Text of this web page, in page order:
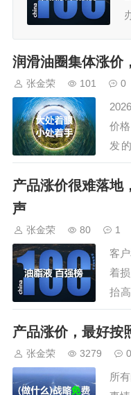
润滑油圈集体涨价
张金荣 101 0
价
发
份
还
在
产品涨价很难落地
声
张金荣 80 1
客
着
抬
98
么
被
么
价
产品涨价，最好按
张金荣 3279 0
所